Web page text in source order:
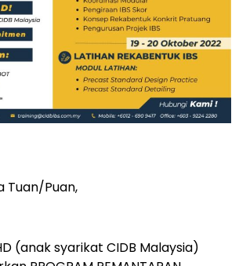
Tuan/Puan,
(anak syarikat CIDB Malaysia)